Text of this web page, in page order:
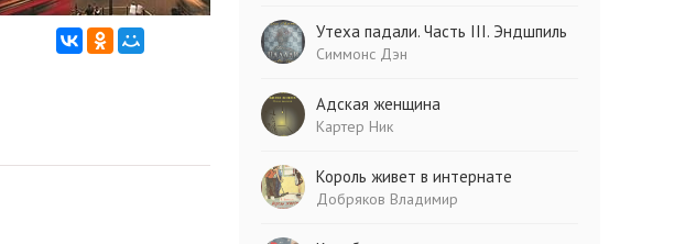
Утеха падали. Часть III. Эндшпиль
Симмонс Дэн
Адская женщина
Картер Ник
Король живет в интернате
Добряков Владимир